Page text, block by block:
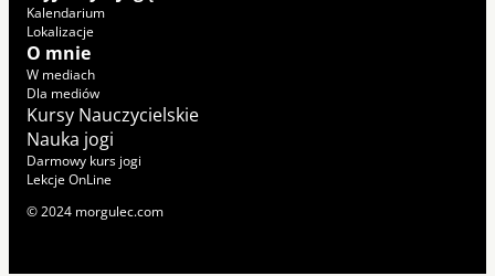
Kalendarium
Lokalizacje
O mnie
W mediach
Dla mediów
Kursy Nauczycielskie
Nauka jogi
Darmowy kurs jogi
Lekcje OnLine
© 2024 morgulec.com